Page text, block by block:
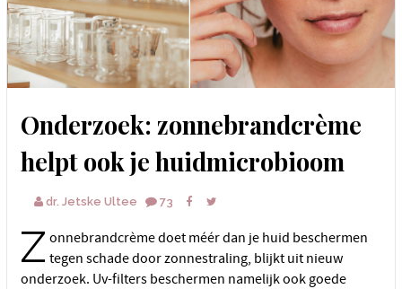
Onderzoek: zonnebrandcrème
helpt ook je huidmicrobioom
dr. Jetske Ultee 73
Z onnebrandcrème doet méér dan je huid beschermen
tegen schade door zonnestraling, blijkt uit nieuw
onderzoek. Uv-filters beschermen namelijk ook goede